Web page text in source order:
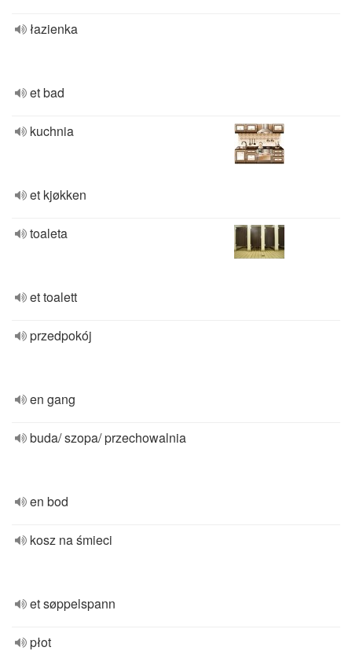
łazienka
et bad
kuchnia
et kjøkken
toaleta
et toalett
przedpokój
en gang
buda/ szopa/ przechowalnia
en bod
kosz na śmieci
et søppelspann
płot